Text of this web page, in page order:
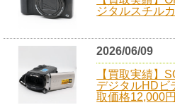
ジタルスチル
2026/06/09
【買取実績】
デジタルHDビ
取価格12,000円